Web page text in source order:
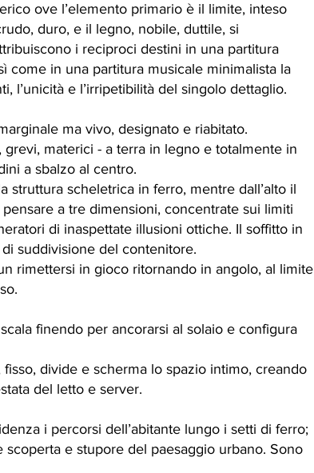
ove l’elemento primario è il limite, inteso
duro, e il legno, nobile, duttile, si
i reciproci destini in una partitura
come in una partitura musicale minimalista la
l’unicità e l’irripetibilità del singolo dettaglio.
ma vivo, designato e riabitato.
grevi, materici - a terra in legno e totalmente in
a sbalzo al centro.
struttura scheletrica in ferro, mentre dall’alto il
a tre dimensioni, concentrate sui limiti
di inaspettate illusioni ottiche. Il soffitto in
suddivisione del contenitore.
rimettersi in gioco ritornando in angolo, al limite
finendo per ancorarsi al solaio e configura
divide e scherma lo spazio intimo, creando
del letto e server.
i percorsi dell’abitante lungo i setti di ferro;
e stupore del paesaggio urbano. Sono